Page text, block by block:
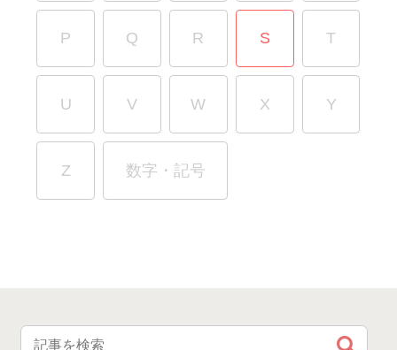
P Q R S T
U V W X Y
Z 数字・記号